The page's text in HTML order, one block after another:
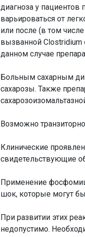
диагноза у
варьироваться от
или после (в том
вызванной Clostridium
данном случае
Больным сахарным
сахарозы. Также
Возможно
Клинические
свидетельствующие
Применение
шок, которые могут
При развитии этих
недопустимо.